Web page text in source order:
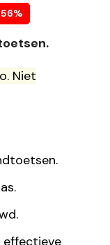
56%
Niet
effectieve